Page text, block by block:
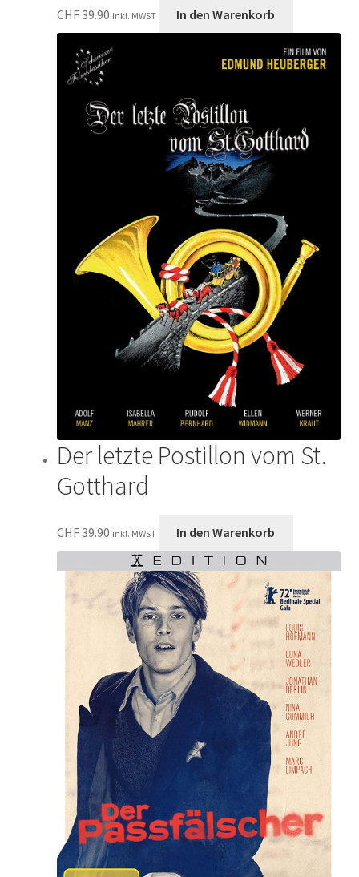
CHF39.90 inkl. MWST In den Warenkorb
Der letzte Postillon vom St.
Gotthard
CHF39.90 inkl. MWST In den Warenkorb